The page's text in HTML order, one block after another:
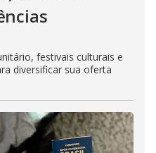
festivais culturais e
diversificar sua oferta